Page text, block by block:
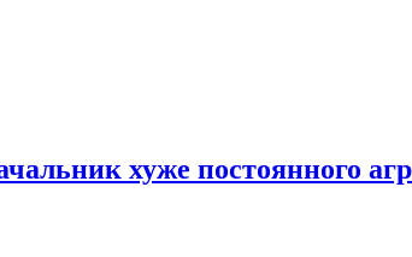
хуже постоянного